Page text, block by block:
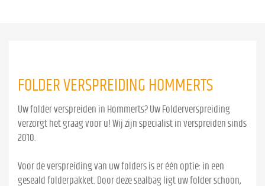
FOLDER VERSPREIDING HOMMERTS
Uw folder verspreiden in Hommerts? Uw Folderverspreiding
verzorgt het graag voor u! Wij zijn specialist in verspreiden sinds
2010.
Voor de verspreiding van uw folders is er één optie: in een
geseald folderpakket. Door deze sealbag ligt uw folder schoon,